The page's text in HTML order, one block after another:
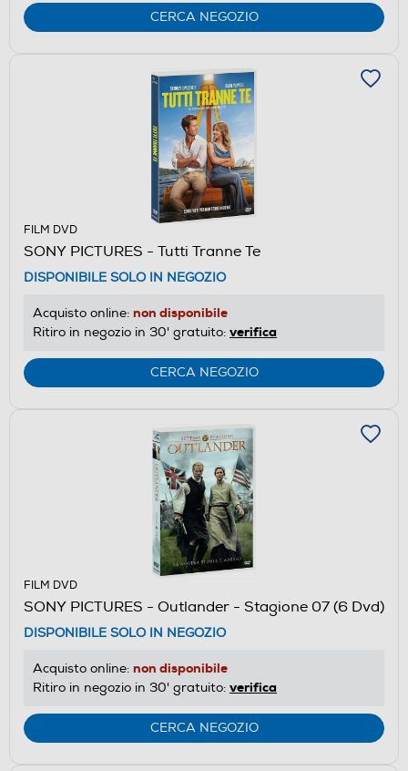
CERCA NEGOZIO
FILM DVD
SONY PICTURES - Tutti Tranne Te
DISPONIBILE SOLO IN NEGOZIO
Acquisto online: non disponibile
Ritiro in negozio in 30' gratuito: verifica
CERCA NEGOZIO
FILM DVD
SONY PICTURES - Outlander - Stagione 07 (6 Dvd)
DISPONIBILE SOLO IN NEGOZIO
Acquisto online: non disponibile
Ritiro in negozio in 30' gratuito: verifica
CERCA NEGOZIO